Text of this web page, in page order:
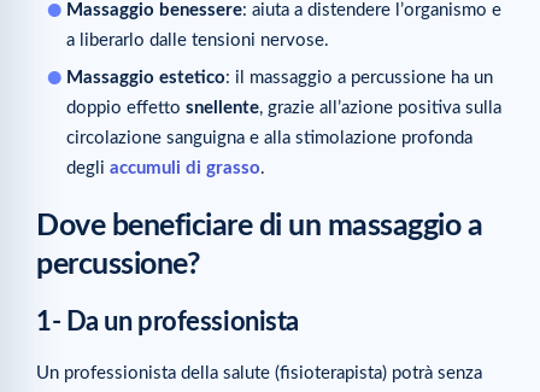
Massaggio benessere: aiuta a distendere l’organismo e
a liberarlo dalle tensioni nervose.
Massaggio estetico: il massaggio a percussione ha un
doppio effetto snellente, grazie all’azione positiva sulla
circolazione sanguigna e alla stimolazione profonda
degli accumuli di grasso.
Dove beneficiare di un massaggio a
percussione?
1- Da un professionista
Un professionista della salute (fisioterapista) potrà senza